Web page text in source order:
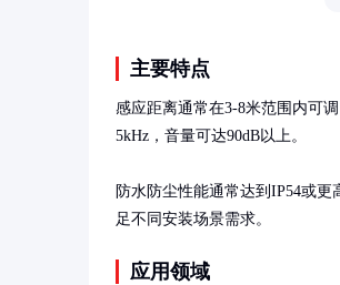
主要特点
感应距离通常在3-8米范围内可
5kHz，音量可达90dB以上。
防水防尘性能通常达到IP54或
足不同安装场景需求。
应用领域